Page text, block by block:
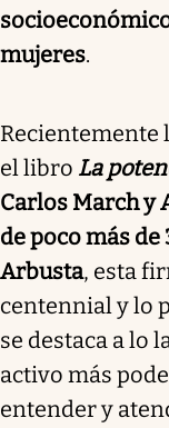
mujeres.
Recientemente
el libro La
Carlos March y
de poco más
Arbusta, esta
centennial y lo
se destaca a lo
activo más
entender y